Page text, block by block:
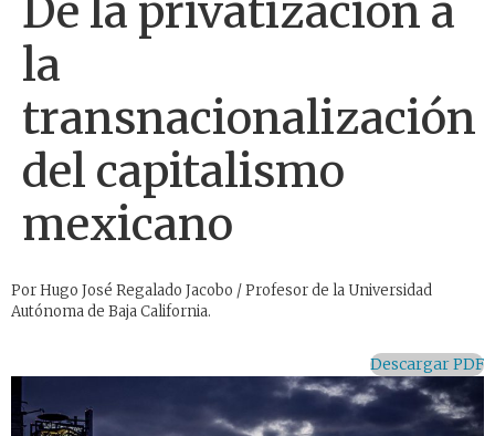
De la privatización a
la
transnacionalización
del capitalismo
mexicano
Por Hugo José Regalado Jacobo / Profesor de la Universidad
Autónoma de Baja California.
Descargar PDF